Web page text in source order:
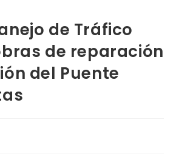
de Tráfico
de reparación
del Puente